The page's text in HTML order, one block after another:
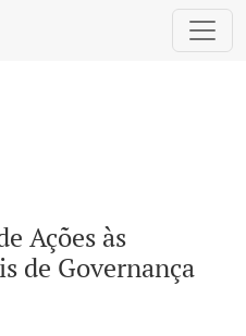
às Alterações nos Níveis de
Ações às
de Governança